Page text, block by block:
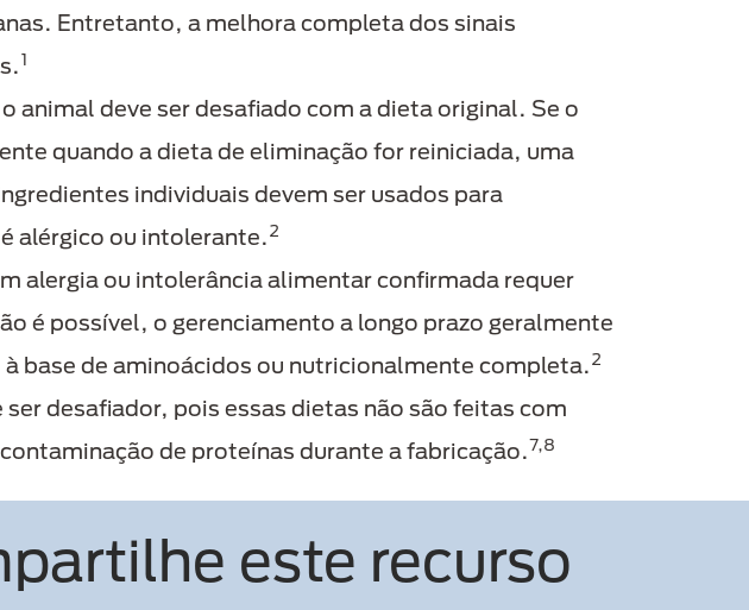
Entretanto, a melhora completa dos sinais
1
animal deve ser desafiado com a dieta original. Se o
quando a dieta de eliminação for reiniciada, uma
individuais devem ser usados para
alérgico ou intolerante.2
alergia ou intolerância alimentar confirmada requer
é possível, o gerenciamento a longo prazo geralmente
base de aminoácidos ou nutricionalmente completa.2
desafiador, pois essas dietas não são feitas com
de proteínas durante a fabricação.7,8
este recurso